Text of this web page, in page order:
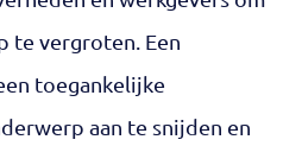
te vergroten. Een
toegankelijke
aan te snijden en